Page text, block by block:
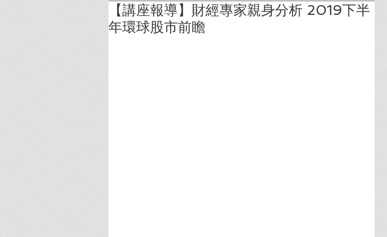
【講座報導】財經專家親身分析 2019下半
年環球股市前瞻